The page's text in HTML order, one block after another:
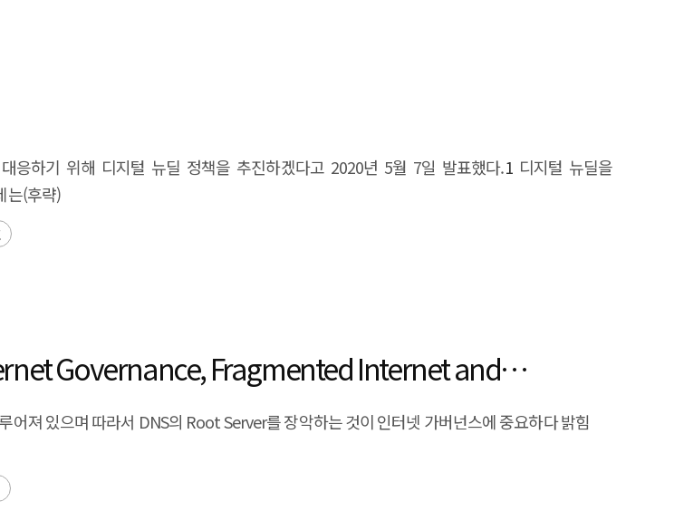
Arabia links centralized strategies to large-scale national projects, and Singapore
country- and technology-specific risks and opportunities. It therefore provides a four-
assess compliance risks and market entry opportunities and develop market-specific
응하기 위해 디지털 뉴딜 정책을 추진하겠다고 2020년 5월 7일 발표했다.1디지털 뉴딜을
는(후략)
Governance, Fragmented Internet and
져 있으며 따라서 DNS의 Root Server를 장악하는 것이 인터넷 가버넌스에 중요하다 밝힘